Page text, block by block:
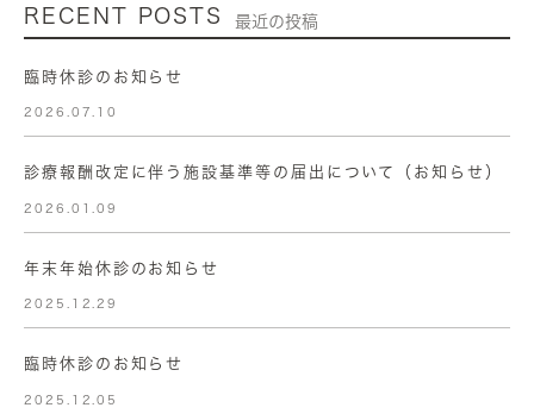
RECENT POSTS 最近の投稿
臨時休診のお知らせ
2026.07.10
診療報酬改定に伴う施設基準等の届出について（お知らせ）
2026.01.09
年末年始休診のお知らせ
2025.12.29
臨時休診のお知らせ
2025.12.05